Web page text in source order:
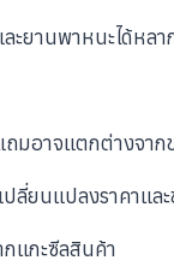
ะยานพาหนะได้หล
มอาจแตกต่างจาก
ลี่ยนแปลงราคาแล
แกะซีลสินค้า